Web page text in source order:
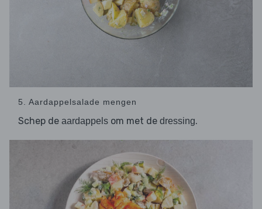
5. Aardappelsalade mengen
Schep de aardappels om met de dressing.